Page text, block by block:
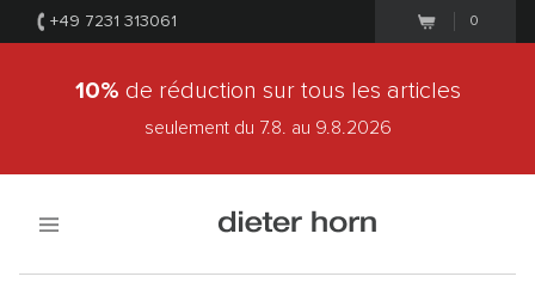
+49 7231 313061 0
10% de réduction sur tous les articles
seulement du 7.8. au 9.8.2026